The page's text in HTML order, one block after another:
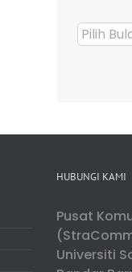
Arkib
Berita
HUBUNGI KAMI
Pusat
Universiti